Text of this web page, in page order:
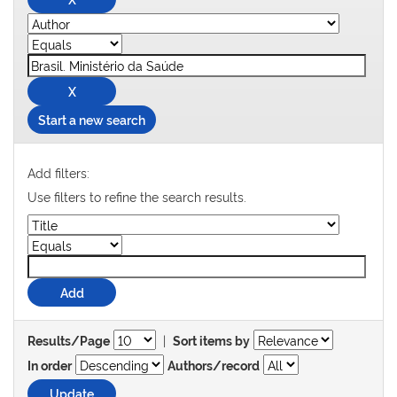
Start a new search
Add filters:
Use filters to refine the search results.
Results/Page | Sort items by
In order
Authors/record